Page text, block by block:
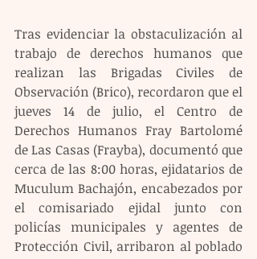
Tras evidenciar la obstaculización al
trabajo de derechos humanos que
realizan las Brigadas Civiles de
Observación (Brico), recordaron que el
jueves 14 de julio, el Centro de
Derechos Humanos Fray Bartolomé
de Las Casas (Frayba), documentó que
cerca de las 8:00 horas, ejidatarios de
Muculum Bachajón, encabezados por
el comisariado ejidal junto con
policías municipales y agentes de
Protección Civil, arribaron al poblado